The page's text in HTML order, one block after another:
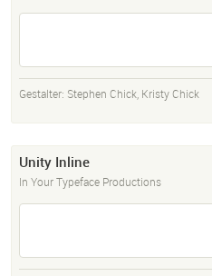
Gestalter: Stephen Chick, Kristy Chick
Unity Inline
In Your Typeface Productions